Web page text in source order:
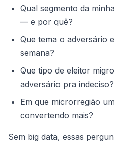
Qual segmento da
— e por quê?
Que tema o adversário
semana?
Que tipo de eleitor
adversário pra indeciso?
Em que microrregião
convertendo mais?
Sem big data, essas